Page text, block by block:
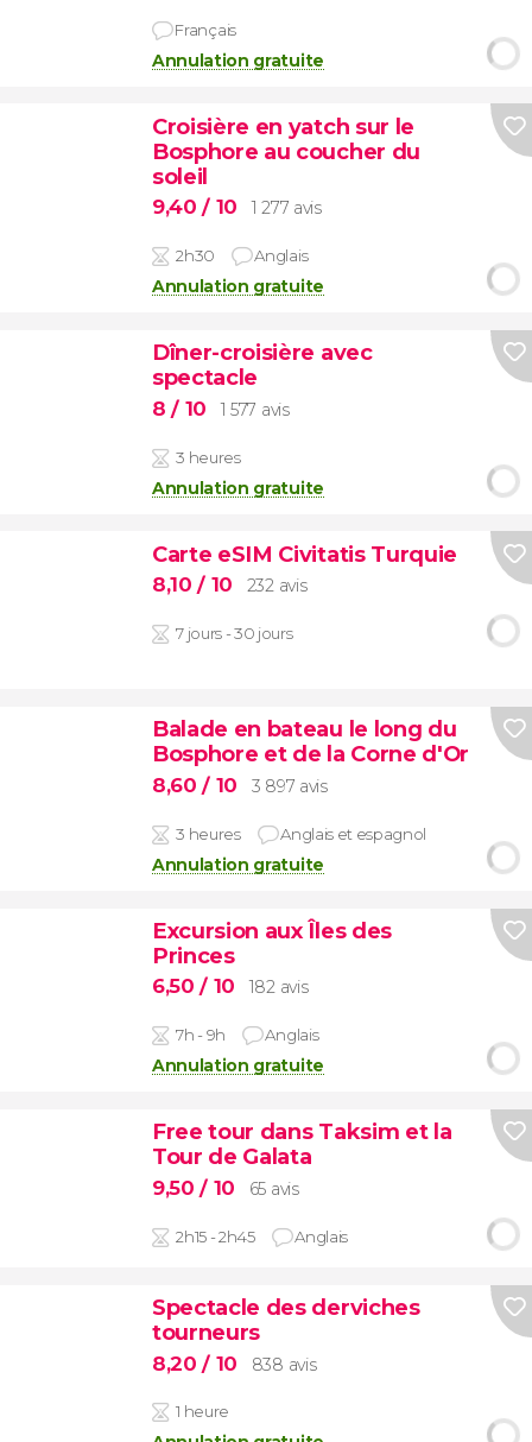
Français
Annulation gratuite
Croisière en yatch sur le
Bosphore au coucher du
soleil
9,40/ 10 1 277 avis
2h30 Anglais
Annulation gratuite
Dîner-croisière avec
spectacle
8/ 10 1 577 avis
3 heures
Annulation gratuite
Carte eSIM Civitatis Turquie
8,10/ 10 232 avis
7 jours - 30 jours
Balade en bateau le long du
Bosphore et de la Corne d'Or
8,60/ 10 3 897 avis
3 heures Anglais et espagnol
Annulation gratuite
Excursion aux Îles des
Princes
6,50/ 10 182 avis
7h - 9h Anglais
Annulation gratuite
Free tour dans Taksim et la
Tour de Galata
9,50/ 10 65 avis
2h15 - 2h45 Anglais
Spectacle des derviches
tourneurs
8,20/ 10 838 avis
1 heure